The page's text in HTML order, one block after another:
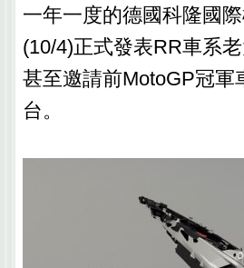
一年一度的德國科隆國
(10/4)正式發表RR車系
甚至邀請前MotoGP冠軍
台。